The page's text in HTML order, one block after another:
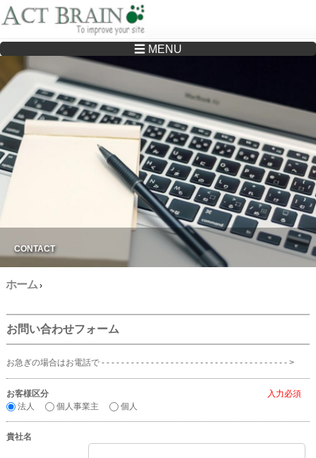
Drupalサイトの制作・保守をどこに頼んでいいか分からない方へ…まずはご相談く
☰ MENU
CONTACT
ホーム ›
お問い合わせフォーム
お急ぎの場合はお電話で - - - - - - - - - - - - - - - - - - - - - - - - - - - - - - - - - - - - - - >
お客様区分
法人
個人事業主 個人
貴社名